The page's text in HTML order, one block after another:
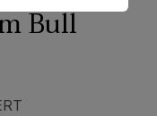
Bull